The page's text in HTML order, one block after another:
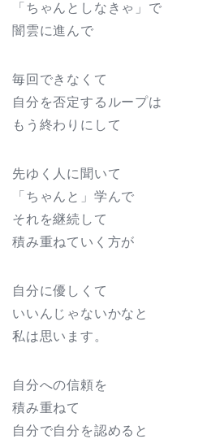
「ちゃんとしなきゃ」で
闇雲に進んで
毎回できなくて
自分を否定するループは
もう終わりにして
先ゆく人に聞いて
「ちゃんと」学んで
それを継続して
積み重ねていく方が
自分に優しくて
いいんじゃないかなと
私は思います。
自分への信頼を
積み重ねて
自分で自分を認めると